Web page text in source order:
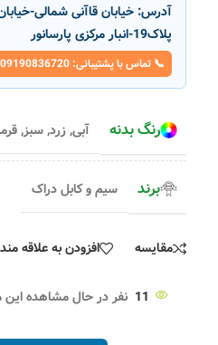
آدرس:
پلاک19-انبار مرکزی پارسانور
📞 تماس با پشتیبانی: 09190836720
رنگ بدنه آبی,زرد,سبز,
برند سیم و کابل دراک
مقایسه افزودن به علاقه
11 نفر در حال مشاهده